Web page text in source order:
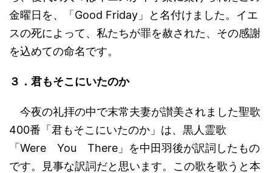
金曜日を、「Good Friday」と名付けました。イエ
スの死によって、私たちが罪を赦された、その感謝
を込めての命名です。
３．君もそこにいたのか
今夜の礼拝の中で末常夫妻が讃美されました聖歌
400番「君もそこにいたのか」は、黒人霊歌
「Were You There」を中田羽後が訳詞したもの
です。見事な訳詞だと思います。この歌を歌うと本